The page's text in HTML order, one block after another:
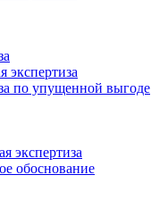
экспертиза
по упущенной выгоде
экспертиза
обоснование